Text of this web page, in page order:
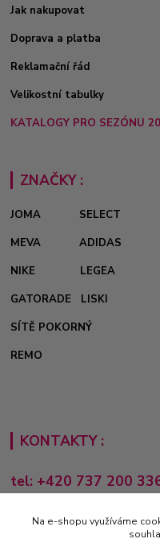
Jak nakupovat
Doprava a platba
Reklamační řád
Velikostní tabulky
KATALOGY PRO SEZÓNU
ZNAČKY :
JOMA
SELECT
MEVA
ADIDAS
NIKE
LEGEA
GATORADE
LISKI
SÍTĚ POKORNÝ
REMO
KONTAKTY :
tel: +420 737 200
Pondělí-Pátek: 8 - 17 hodin
obchod@e-sporting.cz
Na e-shopu využíváme